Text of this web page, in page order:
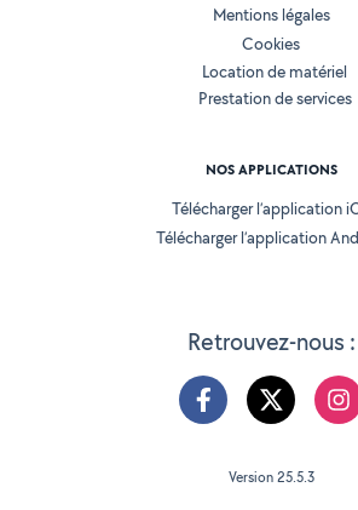
Retrouvez-nous :
Mentions légales
Cookies
Location de matériel
Prestation de services
NOS APPLICATIONS
Télécharger l’application
Télécharger l’application
Version 25.5.3